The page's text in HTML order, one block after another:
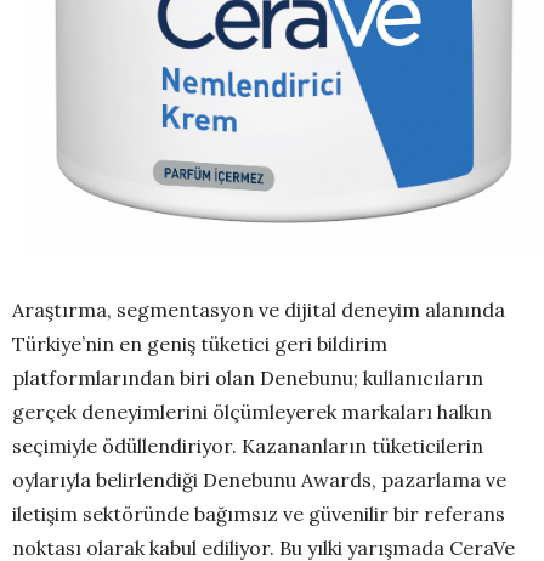
Araştırma, segmentasyon ve dijital deneyim alanında
Türkiye’nin en geniş tüketici geri bildirim
platformlarından biri olan Denebunu; kullanıcıların
gerçek deneyimlerini ölçümleyerek markaları halkın
seçimiyle ödüllendiriyor. Kazananların tüketicilerin
oylarıyla belirlendiği Denebunu Awards, pazarlama ve
iletişim sektöründe bağımsız ve güvenilir bir referans
noktası olarak kabul ediliyor. Bu yılki yarışmada CeraVe